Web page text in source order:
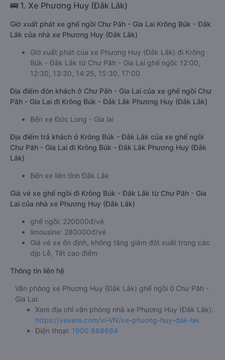
🚌 1. Xe Phương Huy (Đắk Lắk)
Giờ xuất phát xe ghế ngồi Chư Păh - Gia Lai Krông Búk - Đắk
Lắk của nhà xe Phương Huy (Đắk Lắk)
Giờ xuất phát của xe Phương Huy (Đắk Lắk) đi Krông
Búk - Đắk Lắk từ Chư Păh - Gia Lai ghế ngồi: 12:00,
12:30, 13:30, 14:25, 15:30, 17:00
Địa điểm đón khách ở Chư Păh - Gia Lai của xe ghế ngồi Chư
Păh - Gia Lai đi Krông Búk - Đắk Lắk Phương Huy (Đắk Lắk)
Bến xe Đức Long - Gia lai
Địa điểm trả khách ở Krông Búk - Đắk Lắk của xe ghế ngồi
Chư Păh - Gia Lai đi Krông Búk - Đắk Lắk Phương Huy (Đắk
Lắk)
Bến xe liên tỉnh Đắk Lắk
Giá vé xe ghế ngồi đi Krông Búk - Đắk Lắk từ Chư Păh - Gia
Lai của nhà xe Phương Huy (Đắk Lắk)
ghế ngồi: 220000đ/vé
limousine: 280000đ/vé
Giá vé xe ổn định, không tăng giảm đột xuất trong các
dịp Lễ, Tết cao điểm
Thông tin liên hệ
Văn phòng xe Phương Huy (Đắk Lắk) ghế ngồi ở Chư Păh -
Gia Lai:
Xem địa chỉ văn phòng nhà xe Phương Huy (Đắk Lắk):
https://vexere.com/vi-VN/xe-phuong-huy-dak-lak
Điện thoại: 1900 888684